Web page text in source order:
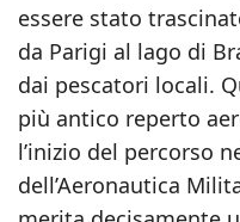
essere stato
da Parigi al lago di
dai pescatori locali.
più antico reperto
l’inizio del percorso
dell’Aeronautica